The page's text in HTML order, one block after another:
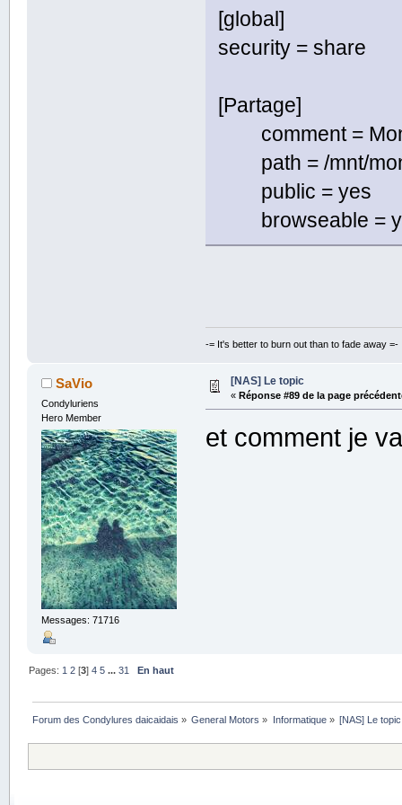
[global]
security = share
[Partage]
comment =
path = /mnt/
public = yes
browseable =
-= It's better to burn out than to fade away =-
SaVio
Condyluriens
Hero Member
Messages: 71716
[NAS] Le topic
« Réponse #89 de la page
et comment je
Pages: 1 2 [3]4 5 ...31 En haut
Forum des Condylures daicaidais » General Motors » Informatique» [NAS] Le topic